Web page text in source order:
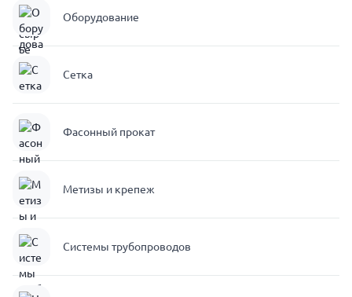
Оборудование
Сетка
Фасонный прокат
Метизы и крепеж
Системы трубопроводов